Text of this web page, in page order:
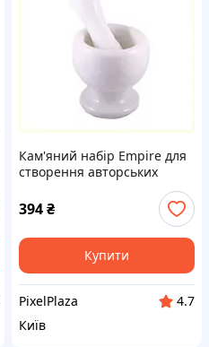
Кам'яний набір Empire для
створення авторських
394₴
Купити
PixelPlaza
4.7
Київ